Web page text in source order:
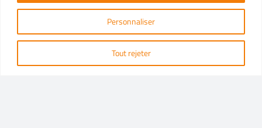
Personnaliser
Tout rejeter
DEMANDE D’INFORMATIONS
Pour toute information, envoyez un mail à notre Service
Client ou contactez-nous via les réseaux sociaux.
info@ecopack.com